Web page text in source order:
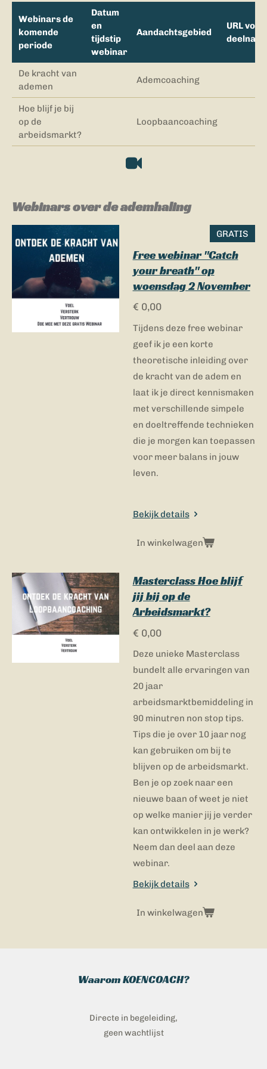
Webinars de
komende
periode
Datum
en
tijdstip
webinar
Aandachtsgebied
URL voor
De kracht van
ademen
Ademcoaching
Hoe blijf je bij
op de
arbeidsmarkt?
Loopbaancoaching
Webinars over de ademhaling
GRATIS
Free webinar "Catch
your breath" op
woensdag 2 November
€ 0,00
Tijdens deze free webinar
geef ik je een korte
theoretische inleiding over
de kracht van de adem en
laat ik je direct kennismaken
met verschillende simpele
en doeltreffende technieken
die je morgen kan toepassen
voor meer balans in jouw
leven.
Bekijk details
In winkelwagen
Masterclass Hoe blijf
jij bij op de
Arbeidsmarkt?
€ 0,00
Deze unieke Masterclass
bundelt alle ervaringen van
20 jaar
arbeidsmarktbemiddeling in
90 minutren non stop tips.
Tips die je over 10 jaar nog
kan gebruiken om bij te
blijven op de arbeidsmarkt.
Ben je op zoek naar een
nieuwe baan of weet je niet
op welke manier jij je verder
kan ontwikkelen in je werk?
Neem dan deel aan deze
webinar.
Bekijk details
In winkelwagen
Waarom KOENCOACH?
Directe in begeleiding,
geen wachtlijst